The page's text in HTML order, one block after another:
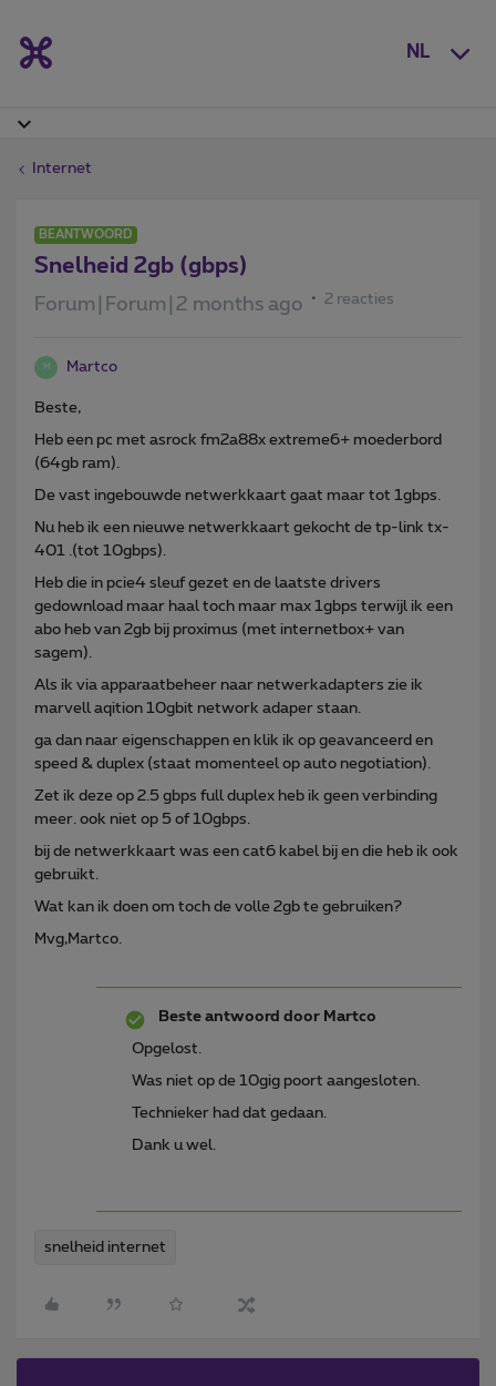
NL
Internet
BEANTWOORD
Snelheid 2gb (gbps)
Forum|Forum|2 months ago 2 reacties
M Martco
Beste,
Heb een pc met asrock fm2a88x extreme6+ moederbord
(64gb ram).
De vast ingebouwde netwerkkaart gaat maar tot 1gbps.
Nu heb ik een nieuwe netwerkkaart gekocht de tp-link tx-
401 .(tot 10gbps).
Heb die in pcie4 sleuf gezet en de laatste drivers
gedownload maar haal toch maar max 1gbps terwijl ik een
abo heb van 2gb bij proximus (met internetbox+ van
sagem).
Als ik via apparaatbeheer naar netwerkadapters zie ik
marvell aqition 10gbit network adaper staan.
ga dan naar eigenschappen en klik ik op geavanceerd en
speed & duplex (staat momenteel op auto negotiation).
Zet ik deze op 2.5 gbps full duplex heb ik geen verbinding
meer. ook niet op 5 of 10gbps.
bij de netwerkkaart was een cat6 kabel bij en die heb ik ook
gebruikt.
Wat kan ik doen om toch de volle 2gb te gebruiken?
Mvg,Martco.
Beste antwoord door Martco
Opgelost.
Was niet op de 10gig poort aangesloten.
Technieker had dat gedaan.
Dank u wel.
snelheid internet